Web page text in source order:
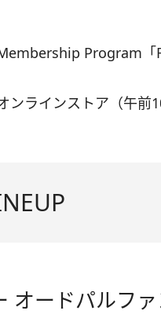
Program「
ンラインストア（午
オードパルフ